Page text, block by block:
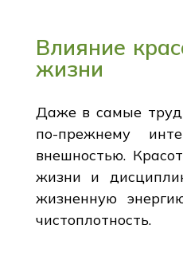
Влияние
жизни
Даже в самые
по-прежнему
внешностью.
жизни и
жизненную
чистоплотность.